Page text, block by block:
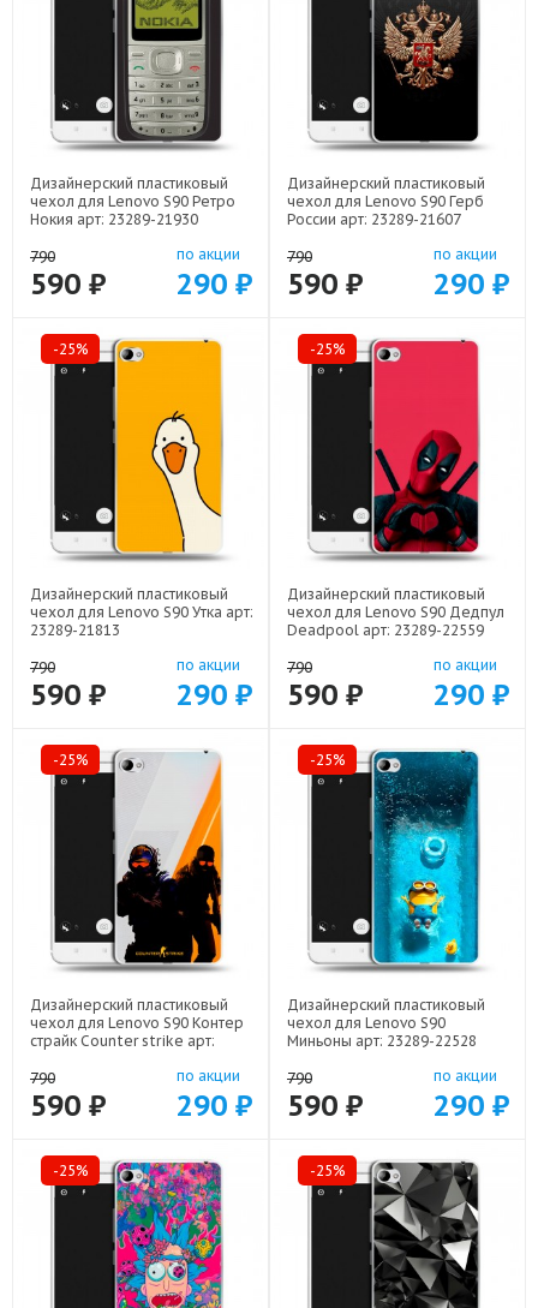
Дизайнерский пластиковый
чехол для Lenovo S90 Ретро
Нокия арт: 23289-21930
790
590 ₽
по акции
290 ₽
Дизайнерский пластиковый
чехол для Lenovo S90 Герб
России арт: 23289-21607
790
590 ₽
по акции
290 ₽
-25%
Дизайнерский пластиковый
чехол для Lenovo S90 Утка арт:
23289-21813
790
590 ₽
по акции
290 ₽
-25%
Дизайнерский пластиковый
чехол для Lenovo S90 Дедпул
Deadpool арт: 23289-22559
790
590 ₽
по акции
290 ₽
-25%
Дизайнерский пластиковый
чехол для Lenovo S90 Контер
страйк Counter strike арт:
790
590 ₽
по акции
290 ₽
-25%
Дизайнерский пластиковый
чехол для Lenovo S90
Миньоны арт: 23289-22528
790
590 ₽
по акции
290 ₽
-25% -25%